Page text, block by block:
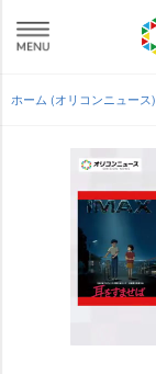
ホーム (オリコンニュース)